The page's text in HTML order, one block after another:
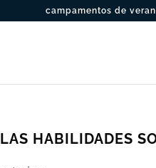
campamentos de
HABILIDADES